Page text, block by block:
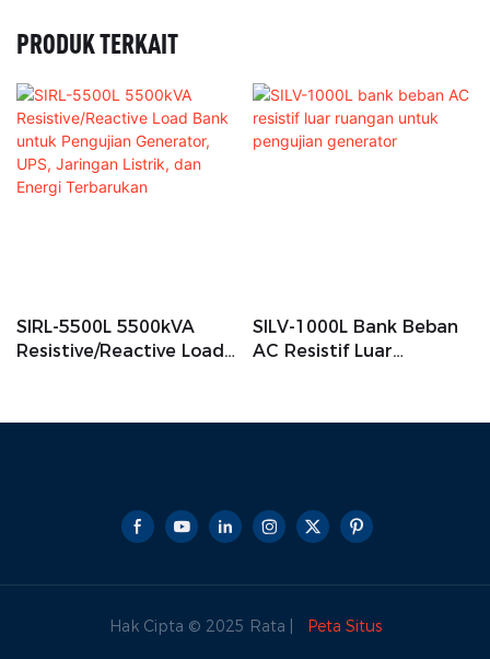
PRODUK TERKAIT
SIRL-5500L 5500kVA
Resistive/Reactive Load
Jaringan Listrik, Dan
SILV-1000L Bank Beban
AC Resistif Luar
Hak Cipta © 2025 Rata | Peta Situs